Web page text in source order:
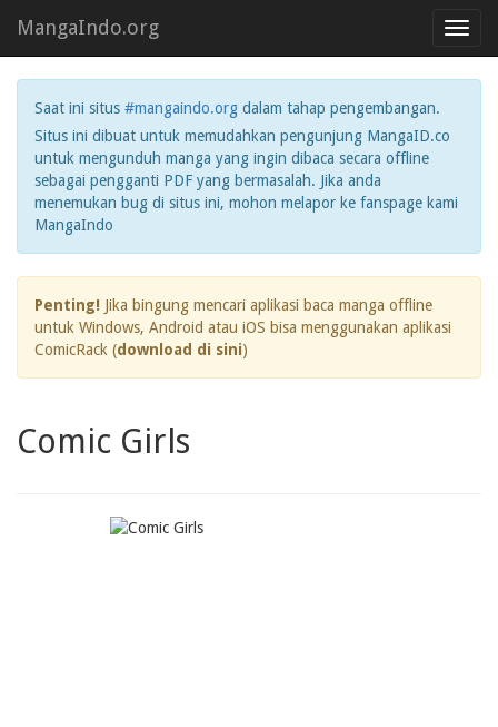
MangaIndo.org
Saat ini situs #mangaindo.org dalam tahap pengembangan.
Situs ini dibuat untuk memudahkan pengunjung MangaID.co
untuk mengunduh manga yang ingin dibaca secara offline
sebagai pengganti PDF yang bermasalah. Jika anda
menemukan bug di situs ini, mohon melapor ke fanspage kami
MangaIndo
Penting! Jika bingung mencari aplikasi baca manga offline
untuk Windows, Android atau iOS bisa menggunakan aplikasi
ComicRack (download di sini)
Comic Girls